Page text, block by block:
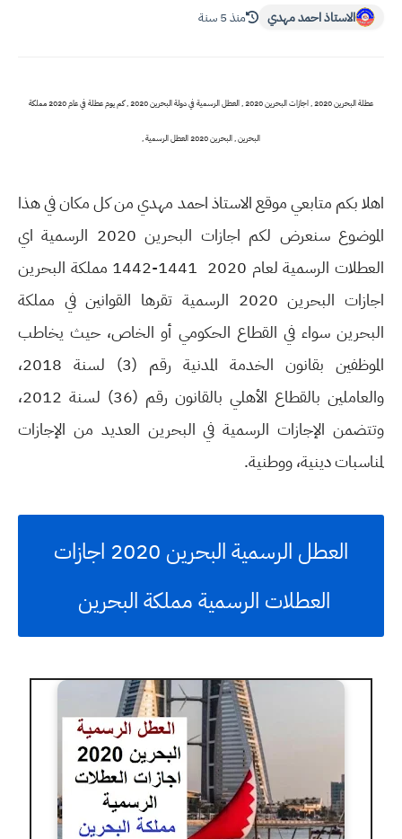
الاستاذ احمد مهدي منذ 5 سنة
عطلة البحرين 2020 , اجازات البحرين 2020 , العطل الرسمية في دولة البحرين 2020 , كم يوم عطلة في عام 2020 مملكة
البحرين , البحرين 2020 العطل الرسمية ,
اهلا بكم متابعي موقع الاستاذ احمد مهدي من كل مكان في هذا
الموضوع سنعرض لكم اجازات البحرين 2020 الرسمية اي
العطلات الرسمية لعام 2020 1441-1442 مملكة البحرين
اجازات البحرين 2020 الرسمية تقرها القوانين في مملكة
البحرين سواء في القطاع الحكومي أو الخاص، حيث يخاطب
الموظفين بقانون الخدمة المدنية رقم (3) لسنة 2018،
والعاملين بالقطاع الأهلي بالقانون رقم (36) لسنة 2012،
وتتضمن الإجازات الرسمية في البحرين العديد من الإجازات
لمناسبات دينية، ووطنية.
العطل الرسمية البحرين 2020 اجازات
العطلات الرسمية مملكة البحرين